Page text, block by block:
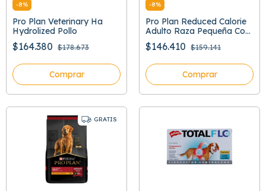
-8%
Pro Plan Veterinary Ha
Hydrolized Pollo
$164.380 $178.673
Comprar
-8%
Pro Plan Reduced Calorie
Adulto Raza Pequeña Con
Optifit
$146.410 $159.141
Comprar
GRATIS